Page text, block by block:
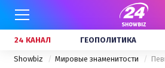
24 КАНАЛ ГЕОПОЛИТИКА
Showbiz Мировые знаменитости